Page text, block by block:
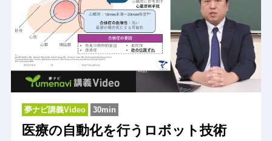
夢ナビ講義Video 30min
医療の自動化を行うロボット技術